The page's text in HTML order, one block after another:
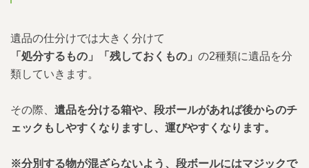
遺品の仕分けでは大きく分けて
「処分するもの」「残しておくもの」 の2種類に遺品を分
類していきます。
その際、 遺品を分ける箱や、段ボールがあれば後からのチ
ェックもしやすくなりますし、運びやすくなります。
※分別する物が混ざらないよう、段ボールにはマジックで